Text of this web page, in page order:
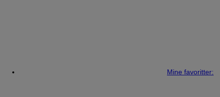
Mine favoritter: